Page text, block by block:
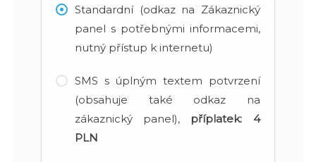
Standardní (odkaz na Zákaznický
panel s potřebnými informacemi,
nutný přístup k internetu)
SMS s úplným textem potvrzení
(obsahuje také odkaz na
zákaznický panel), příplatek: 4
PLN